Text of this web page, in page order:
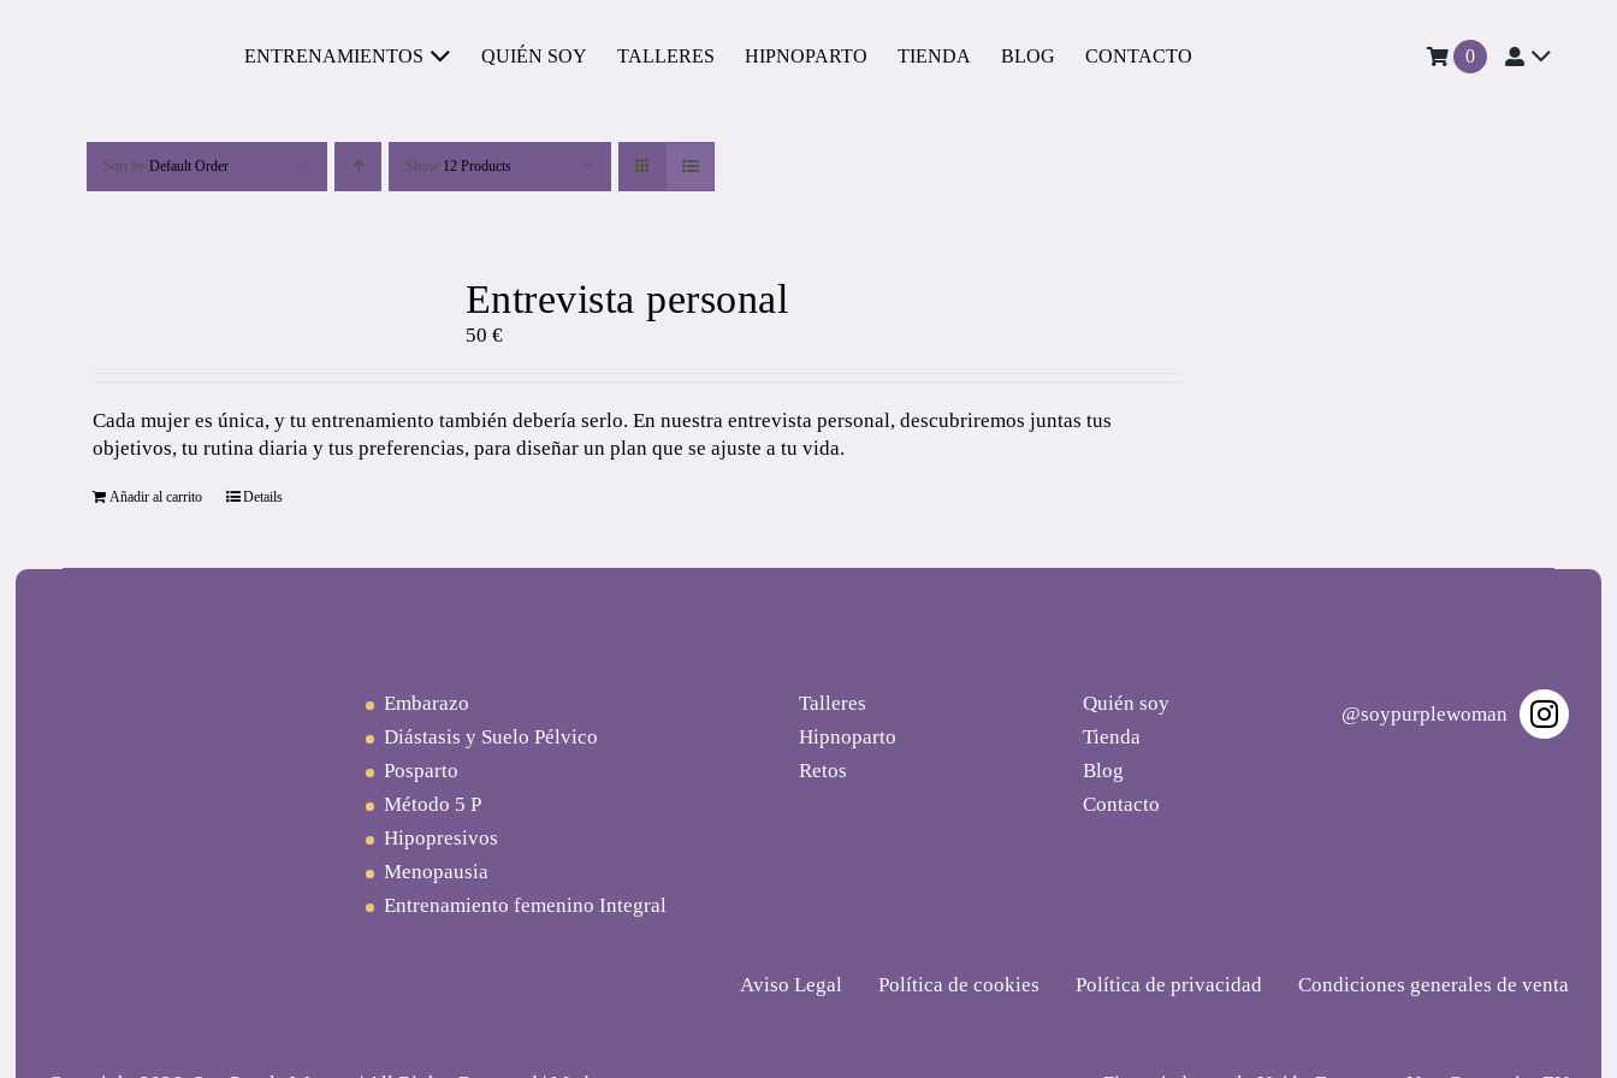
ENTRENAMIENTOS QUIÉN SOY TALLERES HIPNOPARTO TIENDA BLOG CONTACTO 0
Sort by Default Order Show 12 Products
Entrevista personal
50 €
Cada mujer es única, y tu entrenamiento también debería serlo. En nuestra entrevista personal, descubriremos juntas tus
objetivos, tu rutina diaria y tus preferencias, para diseñar un plan que se ajuste a tu vida.
Añadir al carrito Details
Embarazo
Diástasis y Suelo Pélvico
Posparto
Método 5 P
Hipopresivos
Menopausia
Entrenamiento femenino Integral
Talleres
Hipnoparto
Retos
Quién soy
Tienda
Blog
Contacto
@soypurplewoman
Aviso Legal Política de cookies Política de privacidad Condiciones generales de venta